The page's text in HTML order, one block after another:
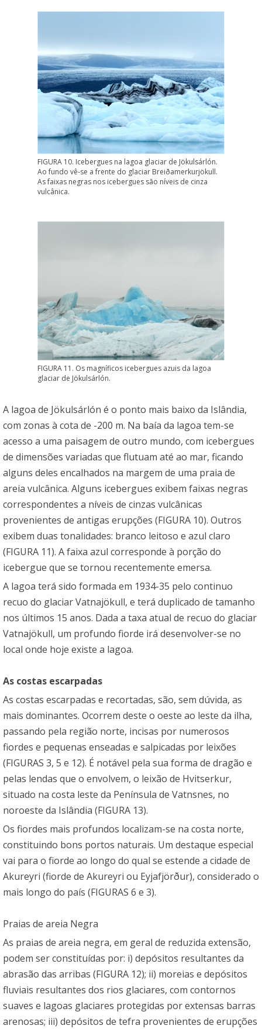
FIGURA 10. Icebergues na lagoa glaciar de Jökulsárlón.
Ao fundo vê-se a frente do glaciar Breiðamerkurjökull.
As faixas negras nos icebergues são níveis de cinza
vulcânica.
FIGURA 11. Os magníficos icebergues azuis da lagoa
glaciar de Jökulsárlón.
A lagoa de Jökulsárlón é o ponto mais baixo da Islândia,
com zonas à cota de -200 m. Na baía da lagoa tem-se
acesso a uma paisagem de outro mundo, com icebergues
de dimensões variadas que flutuam até ao mar, ficando
alguns deles encalhados na margem de uma praia de
areia vulcânica. Alguns icebergues exibem faixas negras
correspondentes a níveis de cinzas vulcânicas
provenientes de antigas erupções (FIGURA 10). Outros
exibem duas tonalidades: branco leitoso e azul claro
(FIGURA 11). A faixa azul corresponde à porção do
icebergue que se tornou recentemente emersa.
A lagoa terá sido formada em 1934-35 pelo continuo
recuo do glaciar Vatnajökull, e terá duplicado de tamanho
nos últimos 15 anos. Dada a taxa atual de recuo do glaciar
Vatnajökull, um profundo fiorde irá desenvolver-se no
local onde hoje existe a lagoa.
As costas escarpadas
As costas escarpadas e recortadas, são, sem dúvida, as
mais dominantes. Ocorrem deste o oeste ao leste da ilha,
passando pela região norte, incisas por numerosos
fiordes e pequenas enseadas e salpicadas por leixões
(FIGURAS 3, 5 e 12). É notável pela sua forma de dragão e
pelas lendas que o envolvem, o leixão de Hvitserkur,
situado na costa leste da Península de Vatnsnes, no
noroeste da Islândia (FIGURA 13).
Os fiordes mais profundos localizam-se na costa norte,
constituindo bons portos naturais. Um destaque especial
vai para o fiorde ao longo do qual se estende a cidade de
Akureyri (fiorde de Akureyri ou Eyjafjörður), considerado o
mais longo do país (FIGURAS 6 e 3).
Praias de areia Negra
As praias de areia negra, em geral de reduzida extensão,
podem ser constituídas por: i) depósitos resultantes da
abrasão das arribas (FIGURA 12); ii) moreias e depósitos
fluviais resultantes dos rios glaciares, com contornos
suaves e lagoas glaciares protegidas por extensas barras
arenosas; iii) depósitos de tefra provenientes de erupções